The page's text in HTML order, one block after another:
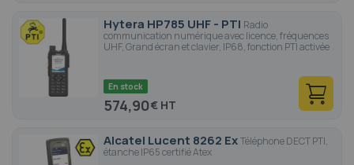
Hytera HP785 UHF - PTI Radio
communication numérique avec licence, fréquences
UHF, Grand écran et clavier, IP68, fonction PTI activée
En stock
574,90€
Alcatel Lucent 8262 ExTéléphone DECT PTI,
étanche IP65 certifié Atex